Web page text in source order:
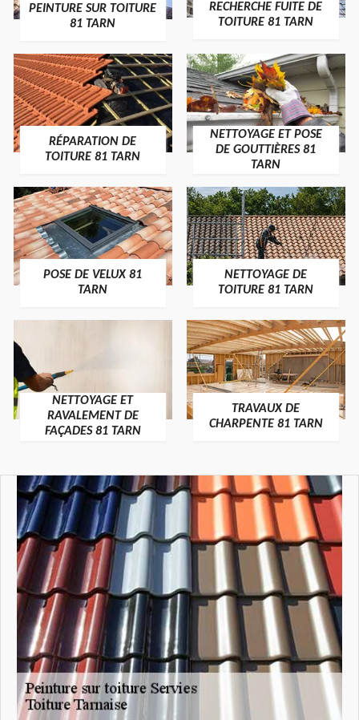
PEINTURE SUR TOITURE
81 TARN
RECHERCHE FUITE DE
TOITURE 81 TARN
RÉPARATION DE
TOITURE 81 TARN
NETTOYAGE ET POSE
DE GOUTTIÈRES 81
TARN
POSE DE VELUX 81
TARN
NETTOYAGE DE
TOITURE 81 TARN
NETTOYAGE ET
RAVALEMENT DE
FAÇADES 81 TARN
TRAVAUX DE
CHARPENTE 81 TARN